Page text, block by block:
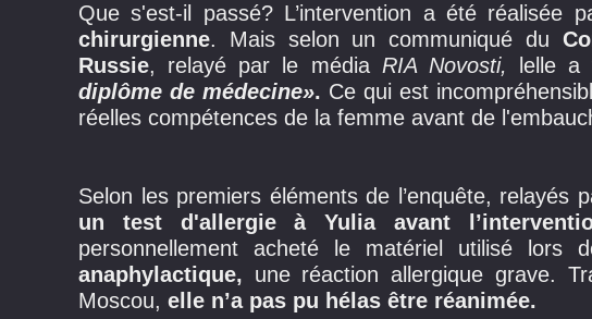
Que s'est-il passé? L’intervention a été réalisée
chirurgienne. Mais selon un communiqué du
Russie, relayé par le médiaRIA Novosti, lelle a
diplôme de médecine». Ce qui est
réelles compétences de la femme avant de
Selon les premiers éléments de l’enquête, relayés
un test d'allergie à Yulia avant
personnellement acheté le matériel utilisé lors
anaphylactique, une réaction allergique grave.
Moscou, elle n’a pas pu hélas être réanimée.